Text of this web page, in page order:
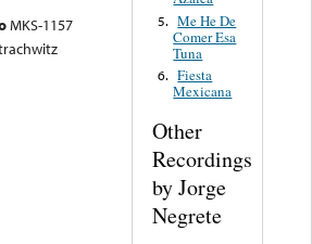
MKS-1157
5. Me He De
Comer Esa
Tuna
6. Fiesta
Mexicana
Other
Recordings
by Jorge
Negrete